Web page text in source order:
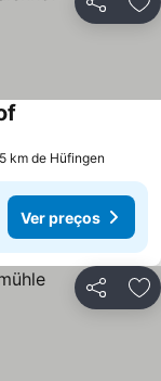
Partilhar
km de Hüfingen
Ver preços
Partilhar